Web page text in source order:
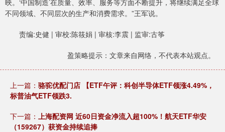
映。‘中国制造’在质量、效率、服务等方面不断提升，将继续满足全球
不同领域、不同层次的生产和消费需求。”王军说。
责编:史健 | 审校:陈筱娟 | 审核:李震 | 监审:古筝
盈策略提示：文章来自网络，不代表本站观点。
上一篇： 骆驼优配门店 【ETF午评：科创半导体ETF领涨4.49%，
标普油气ETF领跌3.
下一篇： 上海配资网 近60日资金净流入超100%！航天ETF华安
（159267）获资金持续追捧